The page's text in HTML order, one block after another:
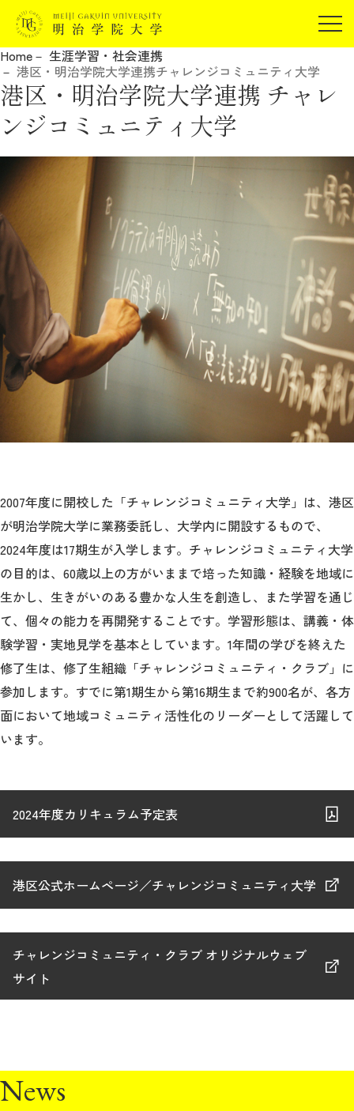
在学生の方
卒業生の方
保証人の方
地域・一般の方
報道関係の方
JP
受験生の方
在学生の方
卒業生の方
企業・研究者の方
地域・一般の方
報道関係の方
明治学院大学について
教育
学生生活
キャリア
ボランティア
生涯学習・社会連携
入試情報サイト
案内
Home
生涯学習・社会連携
港区・明治学院大学連携チャレンジコミュニティ大学
港区・明治学院大学連携 チャレ
ンジコミュニティ大学
2007年度に開校した「チャレンジコミュニティ大学」は、港区
が明治学院大学に業務委託し、大学内に開設するもので、
2024年度は17期生が入学します。チャレンジコミュニティ大学
の目的は、60歳以上の方がいままで培った知識・経験を地域に
生かし、生きがいのある豊かな人生を創造し、また学習を通じ
て、個々の能力を再開発することです。学習形態は、講義・体
験学習・実地見学を基本としています。1年間の学びを終えた
修了生は、修了生組織「チャレンジコミュニティ・クラブ」に
参加します。すでに第1期生から第16期生まで約900名が、各方
面において地域コミュニティ活性化のリーダーとして活躍して
います。
2024年度カリキュラム予定表
港区公式ホームページ／チャレンジコミュニティ大学
チャレンジコミュニティ・クラブ オリジナルウェブ
サイト
News